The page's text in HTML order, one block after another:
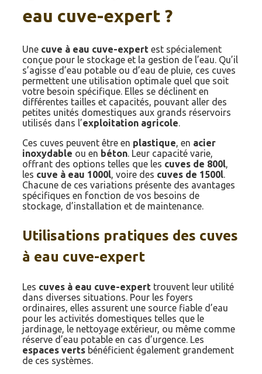
eau cuve-expert ?
Une cuve à eau cuve-expert est spécialement
conçue pour le stockage et la gestion de l’eau. Qu’il
s’agisse d’eau potable ou d’eau de pluie, ces cuves
permettent une utilisation optimale quel que soit
votre besoin spécifique. Elles se déclinent en
différentes tailles et capacités, pouvant aller des
petites unités domestiques aux grands réservoirs
utilisés dans l’exploitation agricole.
Ces cuves peuvent être en plastique, en acier
inoxydable ou en béton. Leur capacité varie,
offrant des options telles que les cuves de 800l,
les cuve à eau 1000l, voire des cuves de 1500l.
Chacune de ces variations présente des avantages
spécifiques en fonction de vos besoins de
stockage, d’installation et de maintenance.
Utilisations pratiques des cuves
à eau cuve-expert
Les cuves à eau cuve-expert trouvent leur utilité
dans diverses situations. Pour les foyers
ordinaires, elles assurent une source fiable d’eau
pour les activités domestiques telles que le
jardinage, le nettoyage extérieur, ou même comme
réserve d’eau potable en cas d’urgence. Les
espaces verts bénéficient également grandement
de ces systèmes.